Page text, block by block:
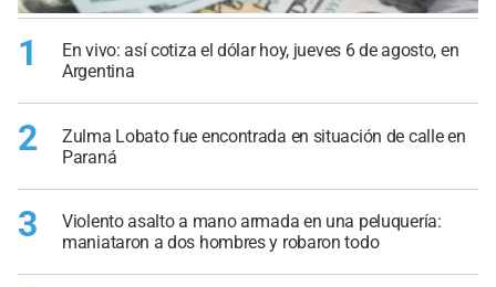
1
En vivo: así cotiza el dólar hoy, jueves 6 de agosto, en
Argentina
2
Zulma Lobato fue encontrada en situación de calle en
Paraná
3
Violento asalto a mano armada en una peluquería:
maniataron a dos hombres y robaron todo